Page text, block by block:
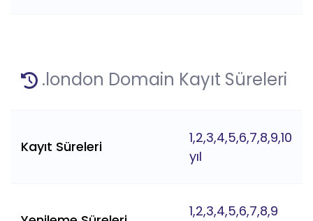
.london Domain Kayıt Süreleri
Kayıt Süreleri
1,2,3,4,5,6,7,8,9,10
yıl
1,2,3,4,5,6,7,8,9